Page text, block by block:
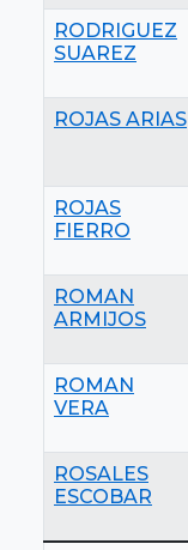
RODRIGUEZ
SUAREZ
ROJAS ARIAS
ROJAS
FIERRO
ROMAN
ARMIJOS
ROMAN
VERA
ROSALES
ESCOBAR